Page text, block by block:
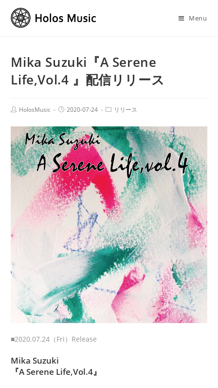
Menu
Mika Suzuki『A Serene
Life,Vol.4 』配信リリース
HolosMusic 2020-07-24 リリース
■2020.07.24（Fri）Release
Mika Suzuki
『A Serene Life,Vol.4』